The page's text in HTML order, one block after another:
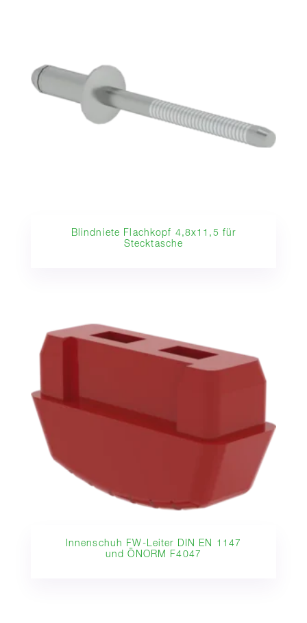
Blindniete Flachkopf 4,8x11,5 für
Stecktasche
Innenschuh FW-Leiter DIN EN 1147
und ÖNORM F4047